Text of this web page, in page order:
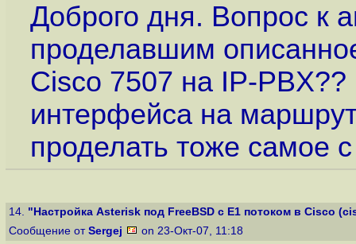
Доброго дня. Вопрос к
проделавшим
Cisco 7507 на IP-
интерфейса на
проделать тоже самое
14. "Настройка Asterisk под FreeBSD с E1 потоком в Cisco
Сообщение от Sergej on 23-Окт-07, 11:18